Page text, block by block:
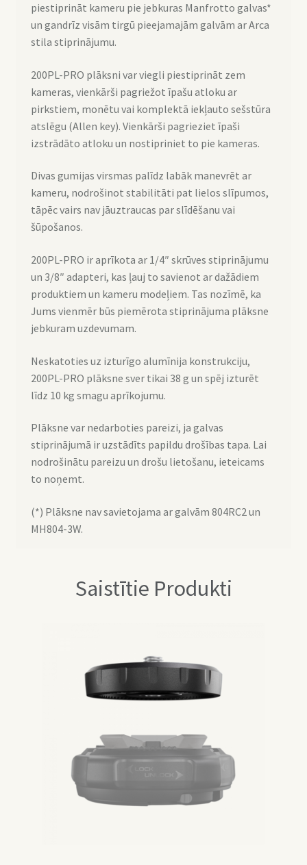
piestiprināt kameru pie jebkuras Manfrotto galvas*
un gandrīz visām tirgū pieejamajām galvām ar Arca
stila stiprinājumu.
200PL-PRO plāksni var viegli piestiprināt zem
kameras, vienkārši pagriežot īpašu atloku ar
pirkstiem, monētu vai komplektā iekļauto sešstūra
atslēgu (Allen key). Vienkārši pagrieziet īpaši
izstrādāto atloku un nostipriniet to pie kameras.
Divas gumijas virsmas palīdz labāk manevrēt ar
kameru, nodrošinot stabilitāti pat lielos slīpumos,
tāpēc vairs nav jāuztraucas par slīdēšanu vai
šūpošanos.
200PL-PRO ir aprīkota ar 1/4″ skrūves stiprinājumu
un 3/8″ adapteri, kas ļauj to savienot ar dažādiem
produktiem un kameru modeļiem. Tas nozīmē, ka
Jums vienmēr būs piemērota stiprinājuma plāksne
jebkuram uzdevumam.
Neskatoties uz izturīgo alumīnija konstrukciju,
200PL-PRO plāksne sver tikai 38 g un spēj izturēt
līdz 10 kg smagu aprīkojumu.
Plāksne var nedarboties pareizi, ja galvas
stiprinājumā ir uzstādīts papildu drošības tapa. Lai
nodrošinātu pareizu un drošu lietošanu, ieteicams
to noņemt.
(*) Plāksne nav savietojama ar galvām 804RC2 un
MH804-3W.
Saistītie Produkti